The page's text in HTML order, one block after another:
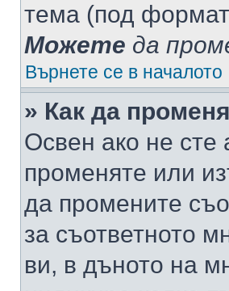
тема (под
Можете да
Върнете се в началото
» Как да
Освен ако не
променяте или
да промените
за съответното
ви, в дъното на